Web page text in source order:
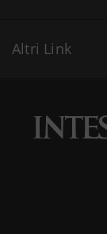
Altri Link